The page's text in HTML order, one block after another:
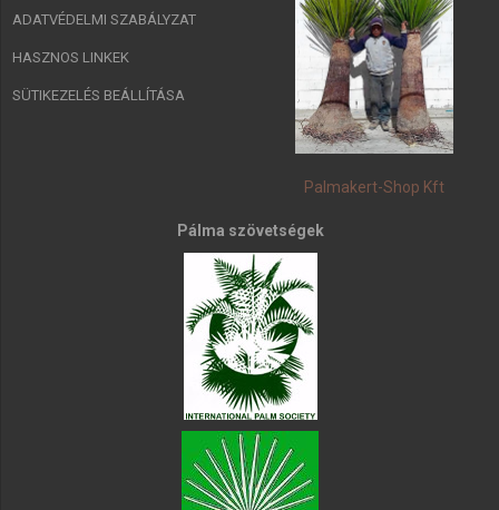
ADATVÉDELMI SZABÁLYZAT
HASZNOS LINKEK
SÜTIKEZELÉS BEÁLLÍTÁSA
Palmakert-Shop Kft
Pálma szövetségek